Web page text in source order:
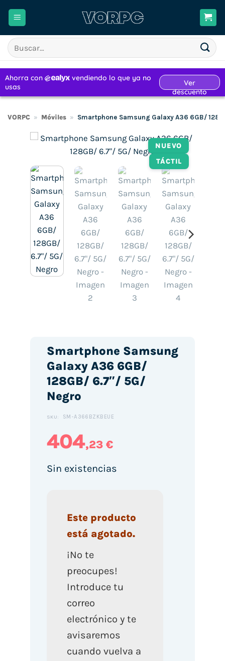
Buscar
por:
VORPC » Móviles » Smartphone Samsung Galaxy A36 6GB/
NUEVO
TÁCTIL
Smartphone Samsung
Galaxy A36 6GB/
128GB/ 6.7″/ 5G/
Negro
SKU: SM-A366BZKBEUE
404,23 €
Sin existencias
Este producto
está agotado.
¡No te
preocupes!
Introduce tu
correo
electrónico y te
avisaremos
cuando vuelva a